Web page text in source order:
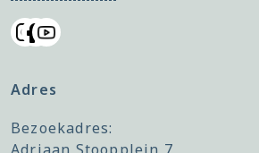
Adres
Bezoekadres: